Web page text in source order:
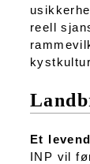
reell
Et
INP vil